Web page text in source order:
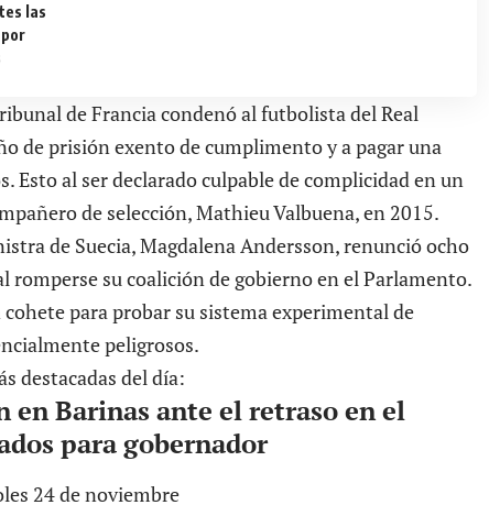
las
de Francia condenó al futbolista del Real
de prisión exento de cumplimento y a pagar una
Esto al ser declarado culpable de complicidad en un
de selección, Mathieu Valbuena, en 2015.
de Suecia, Magdalena Andersson, renunció ocho
romperse su coalición de gobierno en el Parlamento.
para probar su sistema experimental de
peligrosos.
destacadas del día:
en Barinas ante el retraso en el
para gobernador